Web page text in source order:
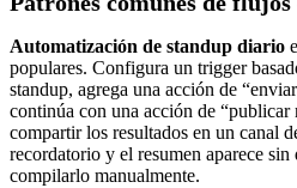
Automatización de standup diario
populares. Configura un trigger
standup, agrega una acción de
continúa con una acción de “publicar
compartir los resultados en un canal
recordatorio y el resumen aparece sin
compilarlo manualmente.